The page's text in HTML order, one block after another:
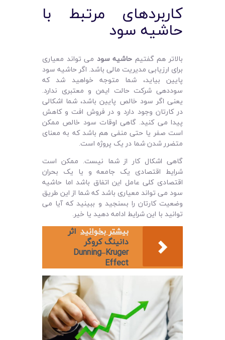
کاربردهای مرتبط با
حاشیه سود
بالاتر هم گفتیم حاشیه سود می‌ تواند معیاری
برای ارزیابی مدیریت مالی باشد. اگر حاشیه سود
پایین بیاید، شما متوجه خواهید شد که
سوددهی شرکت حالت ایمن و معتبری ندارد.
یعنی اگر سود خالص پایین باشد، شما اشکالی
در کارتان وجود دارد و در فروش افت و کاهش
پیدا می‌ کنید. گاهی اوقات سود خالص ممکن
است صفر یا حتی منفی هم باشد که به معنای
متضرر شدن شما در یک پروژه است.
گاهی اشکال کار از شما نیست. ممکن است
شرایط اقتصادی یک جامعه و یا یک بحران
اقتصادی کلی عامل این اتفاق باشد اما حاشیه
سود می‌ تواند معیاری باشد که شما از این طریق
وضعیت کارتان را بسنجید و ببینید که آیا می‌
توانید با این شرایط ادامه دهید یا خیر.
بیشتر بخوانید اثر
دانينگ کروگر
Dunning–Kruger
Effect